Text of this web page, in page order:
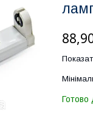
Готово